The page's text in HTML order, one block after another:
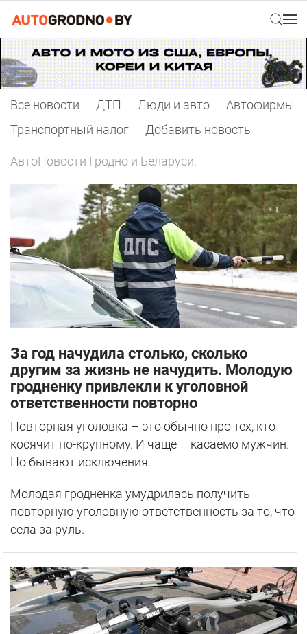
Все новости ДТП Люди и авто
Автофирмы
Транспортный налог
Добавить новость
АвтоНовости Гродно и Беларуси.
За год начудила столько, сколько
другим за жизнь не начудить. Молодую
гродненку привлекли к уголовной
ответственности повторно
Повторная уголовка – это обычно про тех, кто
косячит по-крупному. И чаще – касаемо мужчин.
Но бывают исключения.
Молодая гродненка умудрилась получить
повторную уголовную ответственность за то, что
села за руль.